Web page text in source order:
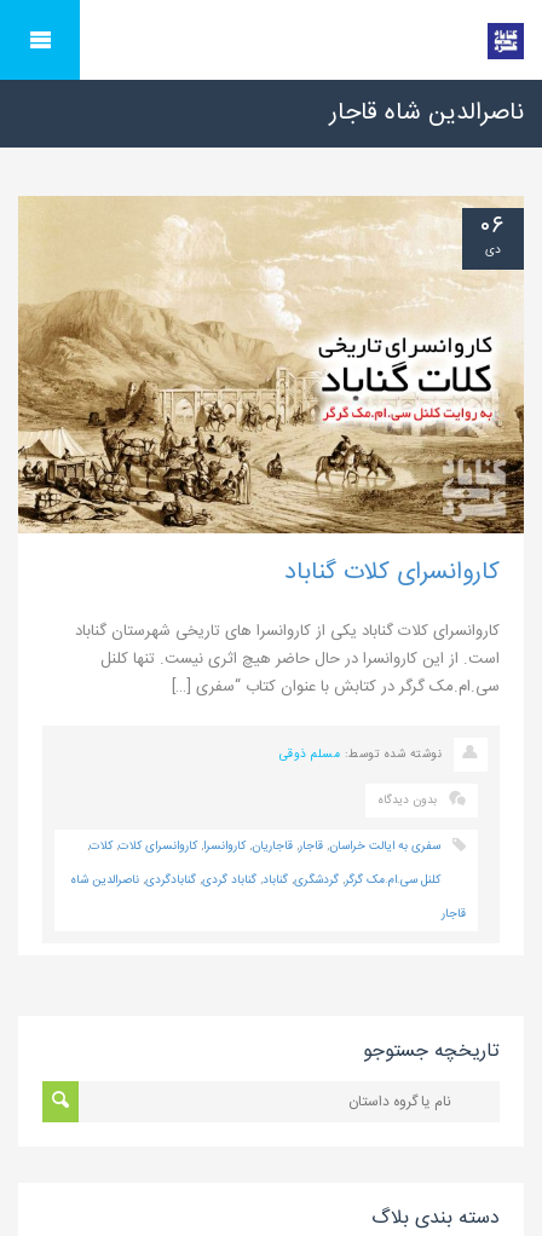
ناصرالدین شاه قاجار
کاروانسرای کلات گناباد
کاروانسرای کلات گناباد یکی از کاروانسرا های تاریخی شهرستان گناباد
است. از این کاروانسرا در حال حاضر هیچ اثری نیست. تنها کلنل
سی.ام.مک گرگر در کتابش با عنوان کتاب “سفری […]
۰۶
دی
نوشته شده توسط: مسلم ذوقی
بدون دیدگاه
سفری به ایالت خراسان, قاجار, قاجاریان,کاروانسرا,کاروانسرای کلات,کلات,
کلنل سی.ام.مک گرگر, گردشگری, گناباد, گناباد گردی, گنابادگردی, ناصرالدین شاه
قاجار
تاریخچه جستوجو
دسته بندی بلاگ